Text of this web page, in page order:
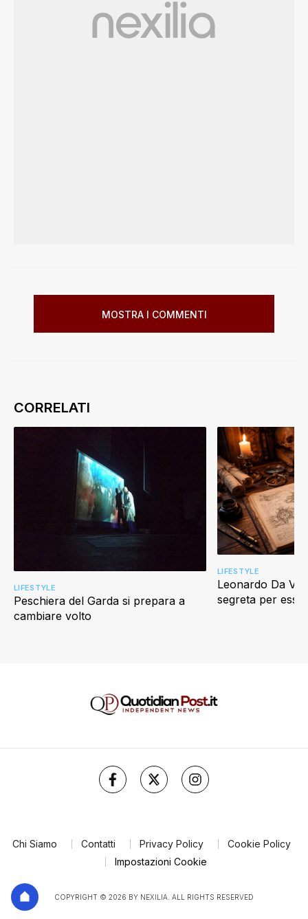
MOSTRA I COMMENTI
Peschiera del Garda si prepara a
cambiare volto
LIFESTYLE
Leonardo Da
segreta per
LIFESTYLE
Chi Siamo Contatti Privacy Policy
Cookie Policy
Impostazioni Cookie
COPYRIGHT © 2026 BY NEXILIA. ALL RIGHTS RESERVED